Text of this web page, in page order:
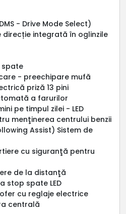
- Drive Mode Select)
direcție integrată în oglinzile
spate
- preechipare mufă
priză 13 pini
a farurilor
pe timpul zilei - LED
menţinerea centrului benzii
Assist) Sistem de
cu siguranţă pentru
de la distanţă
stop spate LED
cu reglaje electrice
centrală